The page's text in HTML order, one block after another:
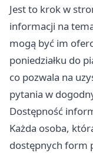
Jest to krok w
informacji na
mogą być im
poniedziałku do
co pozwala na
pytania w
Dostępność
Każda osoba,
dostępnych form